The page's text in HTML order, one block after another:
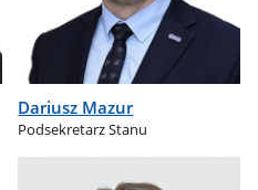
Dariusz Mazur
Podsekretarz Stanu